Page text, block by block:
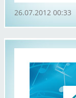
26.07.2012 00:33